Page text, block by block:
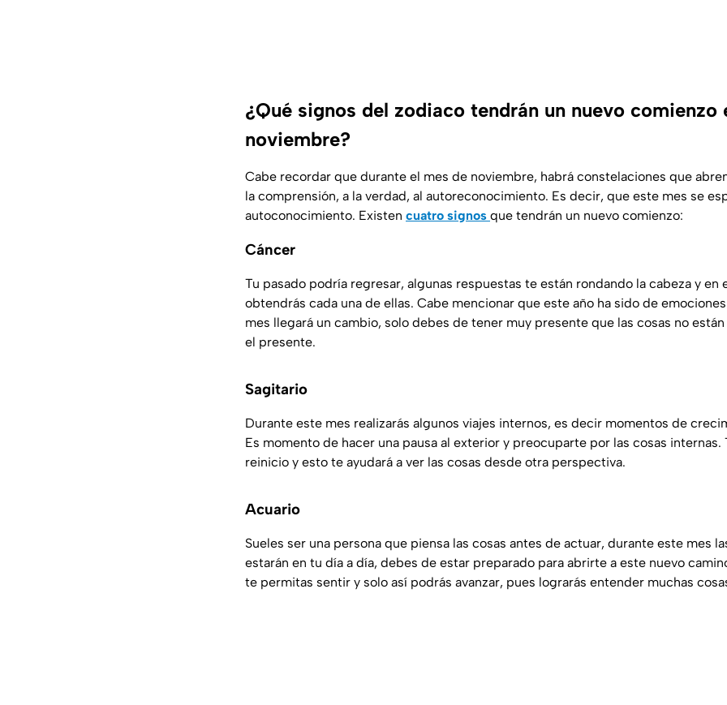
¿Qué signos del zodiaco tendrán un nuevo comienzo
noviembre?
Cabe recordar que durante el mes de noviembre, habrá constelaciones que
la comprensión, a la verdad, al autoreconocimiento. Es decir, que este mes se
autoconocimiento. Existen cuatro signos que tendrán un nuevo comienzo:
Cáncer
Tu pasado podría regresar, algunas respuestas te están rondando la cabeza y en
obtendrás cada una de ellas. Cabe mencionar que este año ha sido de
mes llegará un cambio, solo debes de tener muy presente que las cosas no
el presente.
Sagitario
Durante este mes realizarás algunos viajes internos, es decir momentos de
Es momento de hacer una pausa al exterior y preocuparte por las cosas internas.
reinicio y esto te ayudará a ver las cosas desde otra perspectiva.
Acuario
Sueles ser una persona que piensa las cosas antes de actuar, durante este mes
estarán en tu día a día, debes de estar preparado para abrirte a este nuevo
te permitas sentir y solo así podrás avanzar, pues lograrás entender muchas